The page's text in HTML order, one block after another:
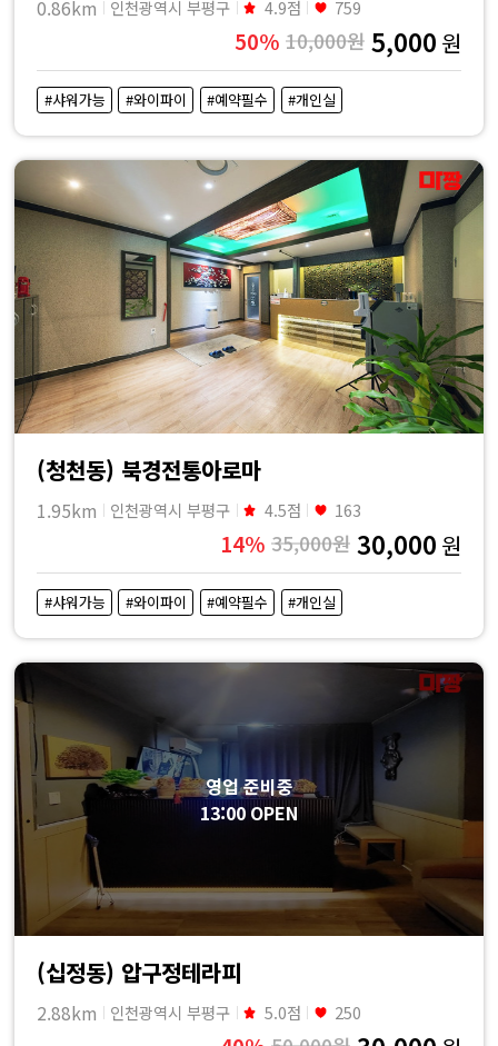
0.86km 인천광역시 부평구 4.9점 759
50% 10,000원 5,000 원
#샤워가능 #와이파이 #예약필수 #개인실
(청천동) 북경전통아로마
1.95km 인천광역시 부평구 4.5점 163
14% 35,000원 30,000 원
#샤워가능 #와이파이 #예약필수 #개인실
영업 준비중
13:00 OPEN
(십정동) 압구정테라피
2.88km 인천광역시 부평구 5.0점 250